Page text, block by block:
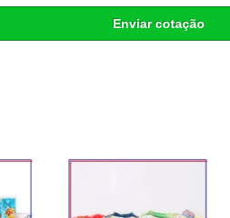
Enviar cotação